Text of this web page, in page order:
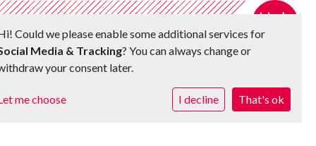
Could we please enable some additional services for
Media & Tracking? You can always change or
your consent later.
me choose I decline That's ok